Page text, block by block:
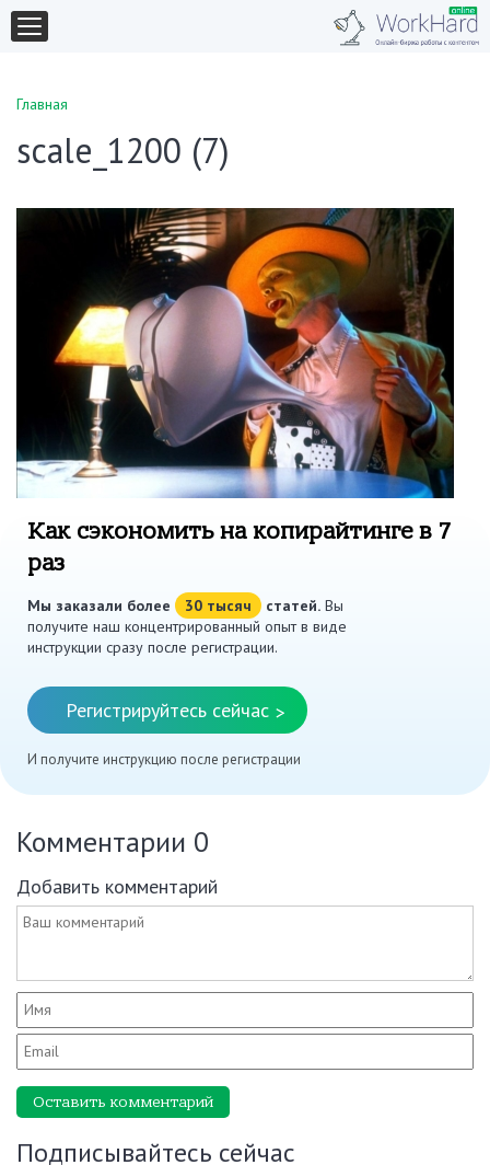
Главная
scale_1200 (7)
Как сэкономить на копирайтинге в 7
раз
Мы заказали более 30 тысяч статей. Вы
получите наш концентрированный опыт в виде
инструкции сразу после регистрации.
Регистрируйтесь сейчас >
И получите инструкцию после регистрации
Комментарии 0
Добавить комментарий
Оставить комментарий
Подписывайтесь сейчас